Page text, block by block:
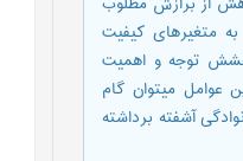
متغیرهای کیفیت
توجه و اهمیت
عوامل می­توان گام
آشفته برداشته